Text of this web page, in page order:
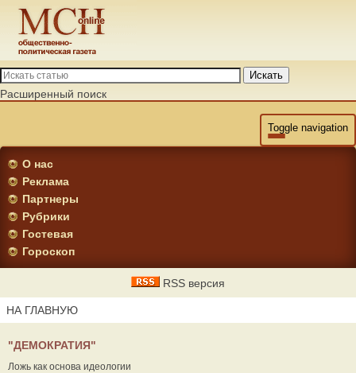
Искать
Расширенный поиск
Toggle navigation
О нас
Реклама
Партнеры
Рубрики
Гостевая
Гороскоп
RSS версия
НА ГЛАВНУЮ
"ДЕМОКРАТИЯ"
Ложь как основа идеологии